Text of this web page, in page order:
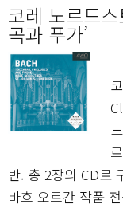
코레 노르드
곡과 푸가’
반. 총 2장의 CD로
바흐 오르간 작품